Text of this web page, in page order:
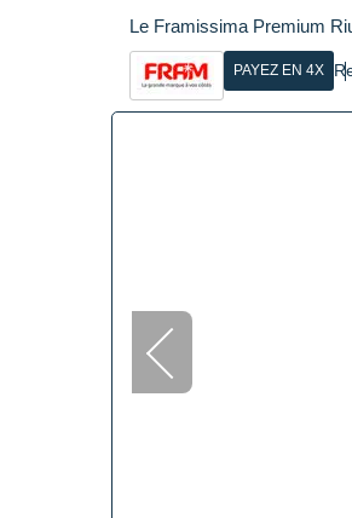
Le Framissima Premium
PAYEZ EN 4X